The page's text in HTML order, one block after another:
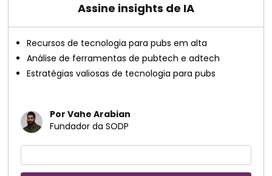
Assine insights de IA
Recursos de tecnologia para pubs em alta
Análise de ferramentas de pubtech e adtech
Estratégias valiosas de tecnologia para pubs
Por Vahe Arabian
Fundador da SODP